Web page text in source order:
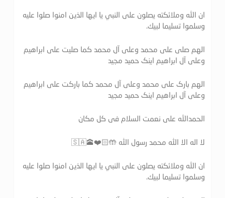
ان الله وملائكته يصلون على النبي يا ايها الذين امنوا صلوا عليه
وسلموا تسليما لبيك.
الهم صلی علی محمد وعلی آل محمد کما صلیت علی ابراهیم
وعلی آل ابراهیم اینک حمید مجید
الهم بارک علی محمد وعلی آل محمد کما بارکت علی ابراهیم
وعلی آل ابراهیم اینک حمید مجید
الحمدالله علی نعمت السلام فی کل مکان
لا اله الا الله محمد رسول الله 🤲🏻❤️🕋🇸🇦
ان الله وملائكته يصلون على النبي يا ايها الذين امنوا صلوا عليه
وسلموا تسليما لبيك.